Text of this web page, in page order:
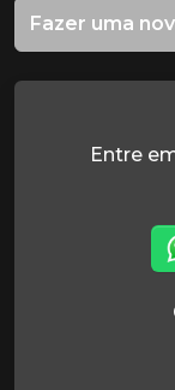
Fazer uma
Entre